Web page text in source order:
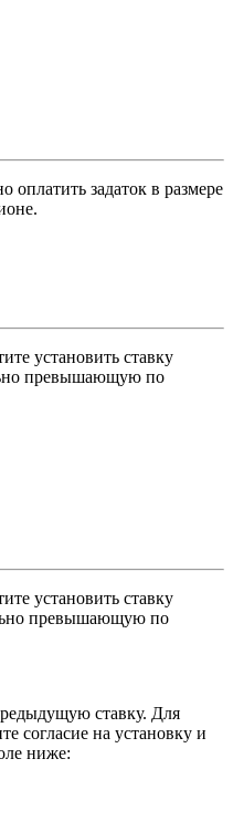
оплатить задаток в размере
установить ставку
превышающую по
установить ставку
превышающую по
ставку. Для
согласие на установку и
ниже: